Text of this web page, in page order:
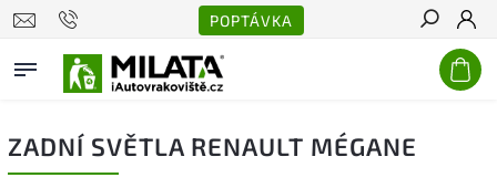
POPTÁVKA
Hledat
ZADNÍ SVĚTLA RENAULT MÉGANE